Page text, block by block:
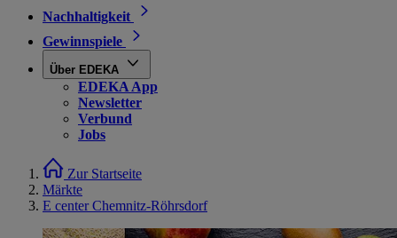
Nachhaltigkeit
Gewinnspiele
Über EDEKA
EDEKA App
Newsletter
Verbund
Jobs
Zur Startseite
Märkte
E center Chemnitz-Röhrsdorf